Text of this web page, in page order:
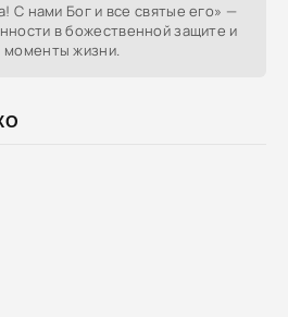
С нами Бог и все святые его» —
в божественной защите и
моменты жизни.